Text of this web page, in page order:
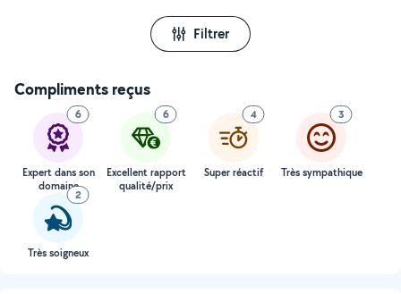
Filtrer
Compliments reçus
6
Expert dans son
domaine
6
Excellent rapport
qualité/prix
4
Super réactif
3
Très sympathique
2
Très soigneux